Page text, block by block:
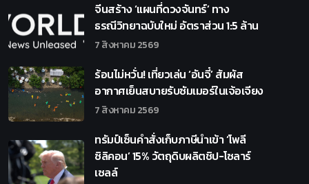
จีนสร้าง ‘แผนที่ดวงจันทร์’ ทาง
ธรณีวิทยาฉบับใหม่ อัตราส่วน 1:5 ล้าน
7 สิงหาคม 2569
ร้อนไม่หวั่น! เที่ยวเล่น ‘อันจี๋’ สัมผัส
อากาศเย็นสบายรับซัมเมอร์ในเจ้อเจียง
7 สิงหาคม 2569
ทรัมป์เซ็นคำสั่งเก็บภาษีนำเข้า ‘โพลี
ซิลิคอน’ 15% วัตถุดิบผลิตชิป-โซลาร์
เซลล์